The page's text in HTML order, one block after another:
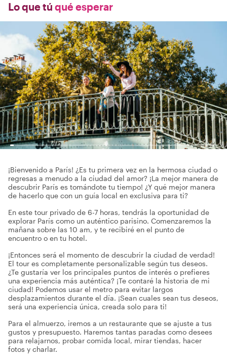
Lo que tú qué esperar
¡Bienvenido a París! ¿Es tu primera vez en la hermosa ciudad o
regresas a menudo a la ciudad del amor? ¡La mejor manera de
descubrir París es tomándote tu tiempo! ¿Y qué mejor manera
de hacerlo que con un guía local en exclusiva para ti?
En este tour privado de 6-7 horas, tendrás la oportunidad de
explorar París como un auténtico parisino. Comenzaremos la
mañana sobre las 10 am, y te recibiré en el punto de
encuentro o en tu hotel.
¡Entonces será el momento de descubrir la ciudad de verdad!
El tour es completamente personalizable según tus deseos.
¿Te gustaría ver los principales puntos de interés o prefieres
una experiencia más auténtica? ¡Te contaré la historia de mi
ciudad! Podemos usar el metro para evitar largos
desplazamientos durante el día. ¡Sean cuales sean tus deseos,
será una experiencia única, creada solo para ti!
Para el almuerzo, iremos a un restaurante que se ajuste a tus
gustos y presupuesto. Haremos tantas paradas como desees
para relajarnos, probar comida local, mirar tiendas, hacer
fotos y charlar.